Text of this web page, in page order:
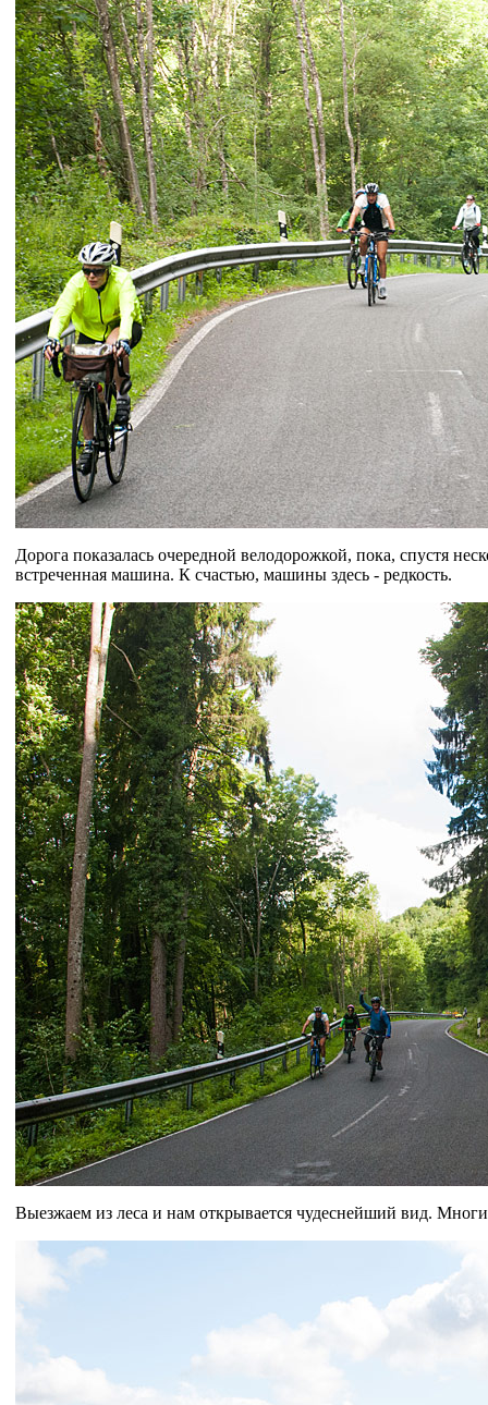
Дорога показалась очередной велодорожкой, пока, спустя
встреченная машина. К счастью, машины здесь - редкость.
Выезжаем из леса и нам открывается чудеснейший вид.